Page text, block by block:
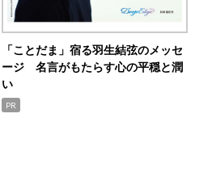
「ことだま」宿る羽生結弦のメッセ
ージ 名言がもたらす心の平穏と潤
い
PR